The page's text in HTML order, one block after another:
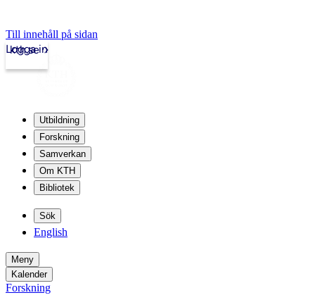
Till innehåll på sidan
kth.se
Logga in
Utbildning
Forskning
Samverkan
Om KTH
Bibliotek
Sök
English
Meny
Kalender
Forskning